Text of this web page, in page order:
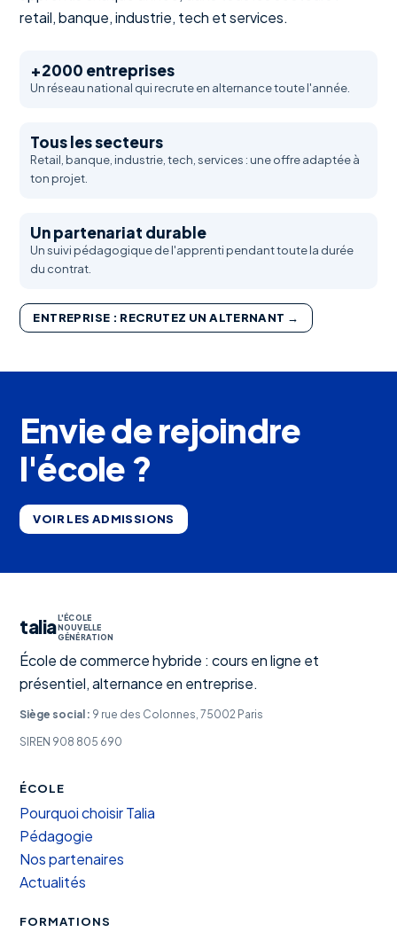
retail, banque, industrie, tech et services.
+2000 entreprises
Un réseau national qui recrute en alternance toute l'année.
Tous les secteurs
Retail, banque, industrie, tech, services : une offre adaptée à
ton projet.
Un partenariat durable
Un suivi pédagogique de l'apprenti pendant toute la durée
du contrat.
ENTREPRISE : RECRUTEZ UN ALTERNANT →
Envie de rejoindre
l'école ?
VOIR LES ADMISSIONS
taliaL'ÉCOLE
NOUVELLE
GÉNÉRATION
École de commerce hybride : cours en ligne et
présentiel, alternance en entreprise.
Siège social : 9 rue des Colonnes, 75002 Paris
SIREN 908 805 690
ÉCOLE
Pourquoi choisir Talia
Pédagogie
Nos partenaires
Actualités
FORMATIONS